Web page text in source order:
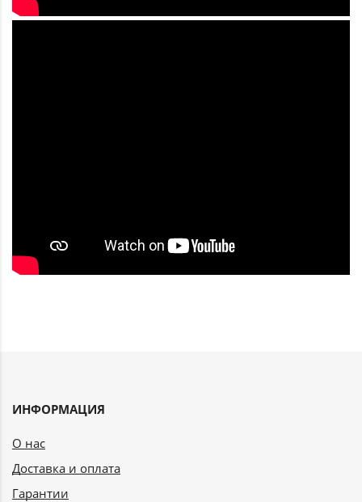
ИНФОРМАЦИЯ
О нас
Доставка и оплата
Гарантии